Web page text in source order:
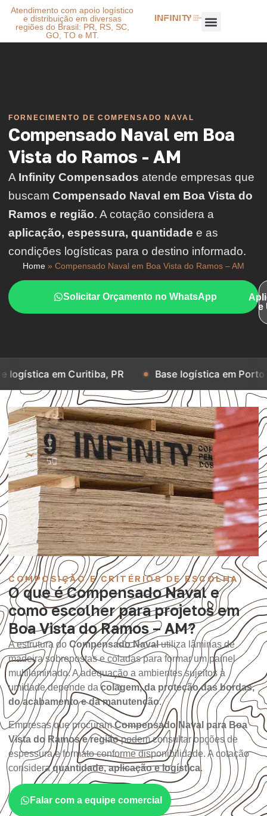
Atendimento com apoio logístico
e distribuição em diversas
regiões do Brasil: PR, RS, SC,
GO, TO e MT.
FORNECIMENTO DE COMPENSADO NAVAL
Compensado Naval em Boa
Vista do Ramos - AM
A Infinity Compensados atende empresas que
buscam Compensado Naval em Boa Vista do
Ramos e região. A cotação considera a
aplicação, espessura, quantidade e as
condições logísticas para o destino informado.
Home » Compensado Naval em Boa Vista do Ramos – AM
Solicitar Orçamento no WhatsApp
e
Curitiba, PR Base logística em Porto Alegre, RS
COMPOSIÇÃO E CRITÉRIOS DE ESCOLHA
O que é Compensado Naval e
como escolher para projetos em
Boa Vista do Ramos – AM?
A estrutura do Compensado Navalutiliza lâminas de
madeira sobrepostas e coladas para formar um painel
multilaminado. A adequação a ambientes sujeitos à
umidade depende dacolagem, da proteção das bordas,
do acabamento e da manutenção.
Empresas que procuramCompensado Naval para Boa
Vista do Ramos e regiãopodem consultar opções de
espessura e formato conforme disponibilidade. A cotação
consideraquantidade, aplicação e logística.
Falar com a equipe comercial